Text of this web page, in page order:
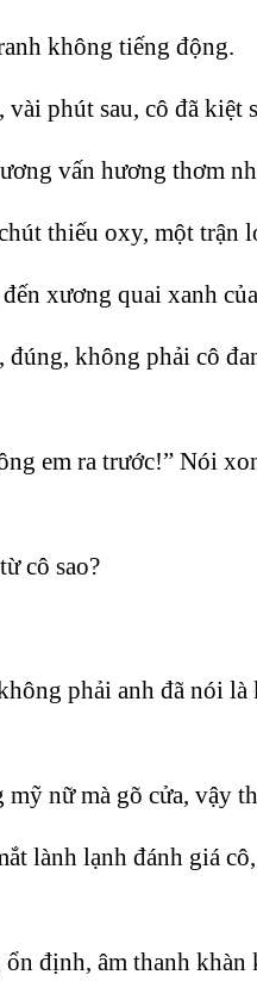
không tiếng động.
phút sau, cô đã
vấn hương thơm
thiếu oxy, một trận
xương quai xanh
không phải cô
em ra trước!” Nói
cô sao?
phải anh đã nói
nữ mà gõ cửa, vậy
lành lạnh đánh giá
định, âm thanh khàn